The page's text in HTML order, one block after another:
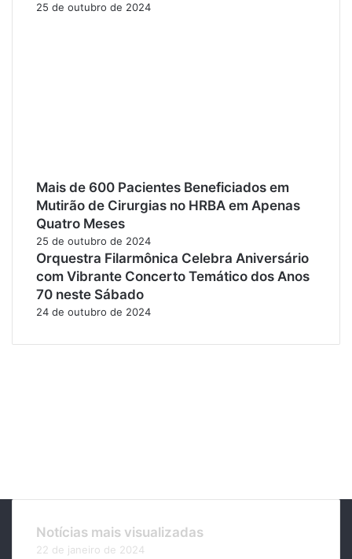
25 de outubro de 2024
Mais de 600 Pacientes Beneficiados em
Mutirão de Cirurgias no HRBA em Apenas
Quatro Meses
25 de outubro de 2024
Orquestra Filarmônica Celebra Aniversário
com Vibrante Concerto Temático dos Anos
70 neste Sábado
24 de outubro de 2024
Notícias mais visualizadas
22 de janeiro de 2024